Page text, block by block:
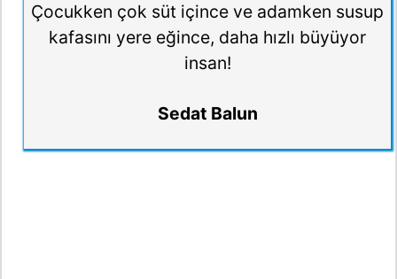
Çocukken çok süt içince ve adamken susup
kafasını yere eğince, daha hızlı büyüyor
insan!
Sedat Balun